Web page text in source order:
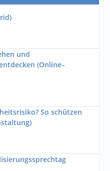
und
(Online–
So schützen